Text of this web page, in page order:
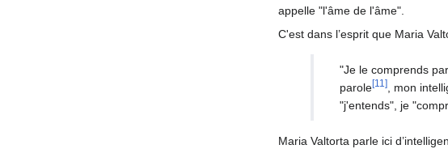
appelle "l'âme de l'âme".
C'est dans l’esprit que Maria
"Je le comprends
parole[11]
, mon
"j'entends", je
Maria Valtorta parle ici